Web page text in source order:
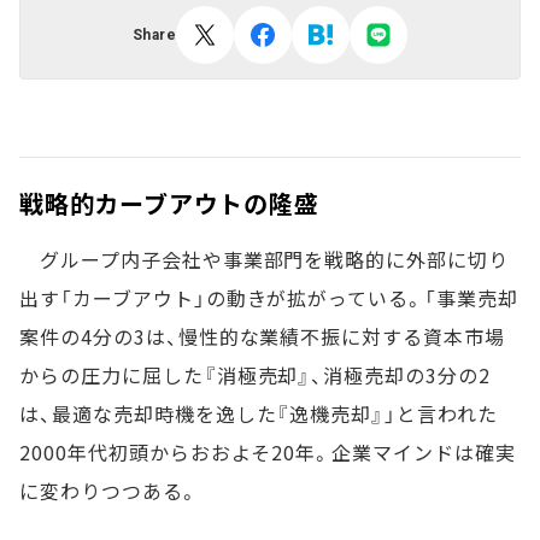
Share
戦略的カーブアウトの隆盛
グループ内子会社や事業部門を戦略的に外部に切り
出す「カーブアウト」の動きが拡がっている。「事業売却
案件の4分の3は、慢性的な業績不振に対する資本市場
からの圧力に屈した『消極売却』、消極売却の3分の2
は、最適な売却時機を逸した『逸機売却』」と言われた
2000年代初頭からおおよそ20年。企業マインドは確実
に変わりつつある。